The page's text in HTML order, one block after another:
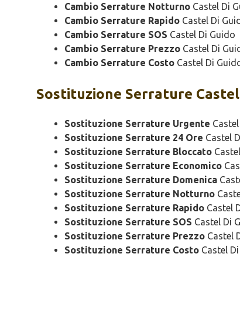
Cambio Serrature Notturno Castel Di
Cambio Serrature Rapido Castel Di
Cambio Serrature SOS Castel Di Guido
Cambio Serrature Prezzo Castel Di
Cambio Serrature Costo Castel Di
Sostituzione Serrature Castel
Sostituzione Serrature Urgente
Sostituzione Serrature 24 Ore Castel
Sostituzione Serrature Bloccato
Sostituzione Serrature Economico
Sostituzione Serrature Domenica
Sostituzione Serrature Notturno
Sostituzione Serrature Rapido Castel
Sostituzione Serrature SOS Castel Di
Sostituzione Serrature Prezzo Castel
Sostituzione Serrature Costo Castel